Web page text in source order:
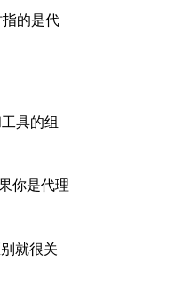
的是代
具的组
你是代理
就很关